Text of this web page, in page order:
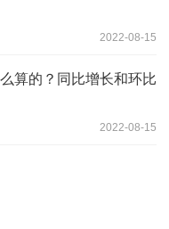
2022-08-15
算的？同比增长和环比
2022-08-15